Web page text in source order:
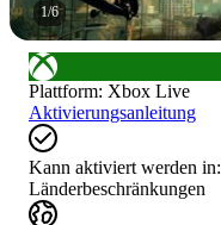
1/6
Plattform: Xbox Live
Aktivierungsanleitung
Kann aktiviert werden in:
Länderbeschränkungen